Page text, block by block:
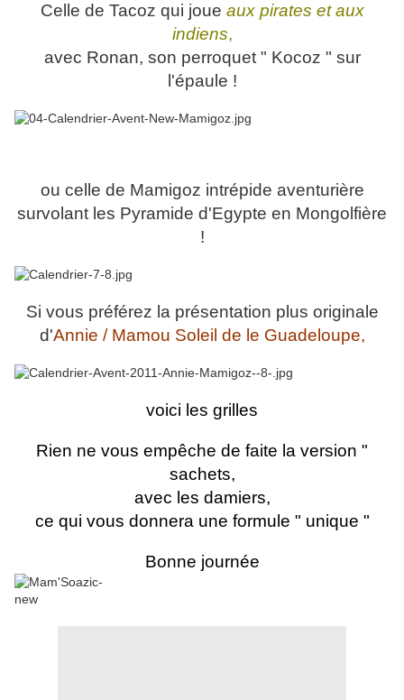
Celle de Tacoz qui joue aux pirates et aux
indiens,
avec Ronan, son perroquet " Kocoz " sur
l'épaule !
ou celle de Mamigoz intrépide aventurière
survolant les Pyramide d'Egypte en Mongolfière
!
Si vous préférez la présentation plus originale
d'Annie / Mamou Soleil de le Guadeloupe,
voici les grilles
Rien ne vous empêche de faite la version "
sachets,
avec les damiers,
ce qui vous donnera une formule " unique "
Bonne journée